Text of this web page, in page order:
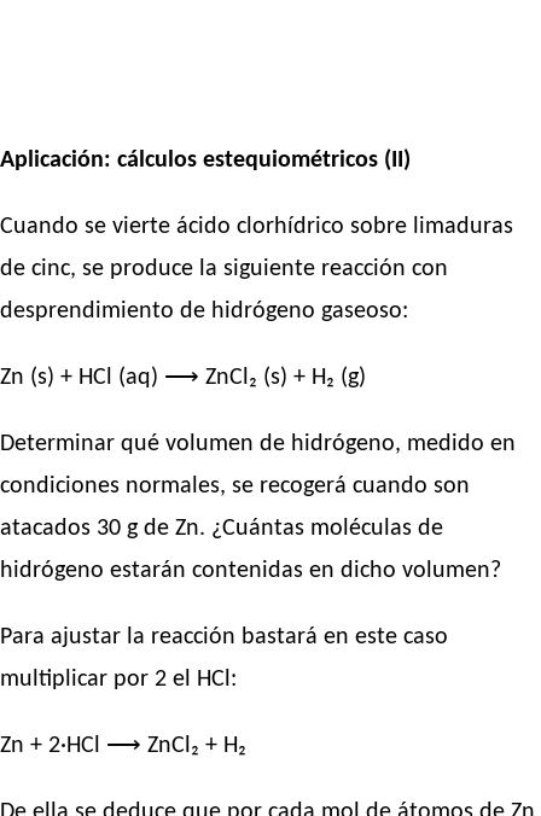
Aplicación: cálculos estequiométricos (II)
Cuando se vierte ácido clorhídrico sobre limaduras
de cinc, se produce la siguiente reacción con
desprendimiento de hidrógeno gaseoso:
Zn (s) + HCl (aq) ⟶ ZnCl₂ (s) + H₂ (g)
Determinar qué volumen de hidrógeno, medido en
condiciones normales, se recogerá cuando son
atacados 30 g de Zn. ¿Cuántas moléculas de
hidrógeno estarán contenidas en dicho volumen?
Para ajustar la reacción bastará en este caso
multiplicar por 2 el HCl:
Zn + 2·HCl ⟶ ZnCl₂ + H₂